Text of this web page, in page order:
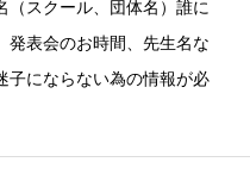
（スクール、団体名）誰に
発表会のお時間、先生名な
子にならない為の情報が必